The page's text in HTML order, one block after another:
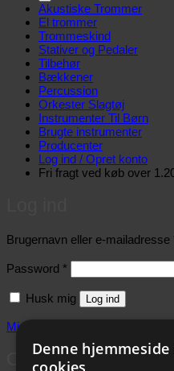
Akustiske Trommer
El trommer
Trommeskind
Stativer og Pedaler
Tilbehør
Bækkener
Percussion
Orkester Slagtøj
Instrumenter Til Børn
Brugte instrumenter
Producenter
Log ind / Opret konto
Fri fragt ved køb over
Brugernavn eller e-mailadresse
Password *
Husk mig Log ind
Mistet dit password?
Opret konto
Denne
cookies